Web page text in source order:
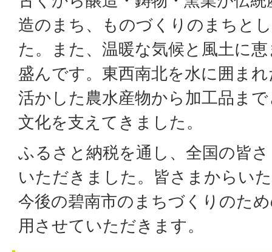
造のまち、ものづくりのまちと
た。また、温暖な気候と風土に
盛んです。東西南北を水に囲ま
活かした農水産物から加工品ま
文化を支えてきました。
ふるさと納税を通し、全国の皆
いただきました。皆さまからい
今後の碧南市のまちづくりのた
用させていただきます。